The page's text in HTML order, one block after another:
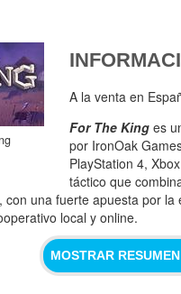
A la venta en
For The King es
por IronOak
PlayStation 4,
táctico que
con una fuerte apuesta por
local y online.
MOSTRAR